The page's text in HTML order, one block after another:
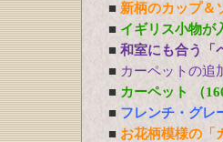
■ 新柄のカップ＆
■ イギリス小物が
■ 和室にも合う「
■ カーペットの追
■ カーペット （
■ フレンチ・グレ
■ お花柄模様の「